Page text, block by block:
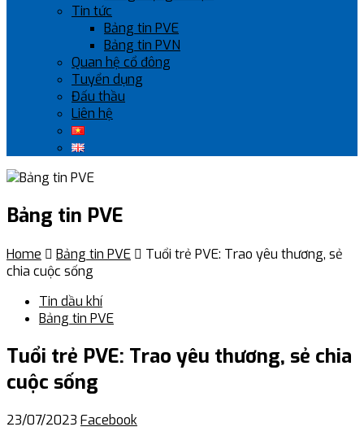
Tin tức
Bảng tin PVE
Bảng tin PVN
Quan hệ cổ đông
Tuyển dụng
Đấu thầu
Liên hệ
Bảng tin PVE
Home  Bảng tin PVE  Tuổi trẻ PVE: Trao yêu thương, sẻ
chia cuộc sống
Tin dầu khí
Bảng tin PVE
Tuổi trẻ PVE: Trao yêu thương, sẻ chia
cuộc sống
23/07/2023 Facebook